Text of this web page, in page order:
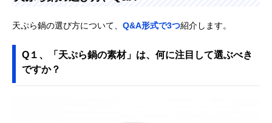
天ぷら鍋の選び方について、 Q&A形式で3つ紹介します。
Q１、「天ぷら鍋の素材」は、何に注目して選ぶべき
ですか？